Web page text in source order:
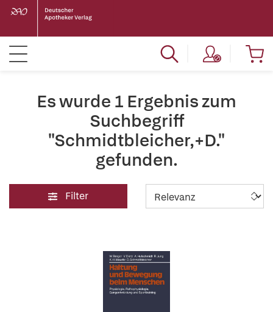
Es wurde 1 Ergebnis zum
Suchbegriff
"Schmidtbleicher,+D."
gefunden.
Filter